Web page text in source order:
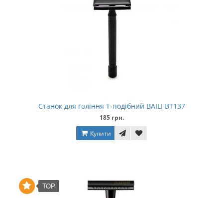
Станок для гоління Т-подібний BAILI BT137
185 грн.
Купити
TOP